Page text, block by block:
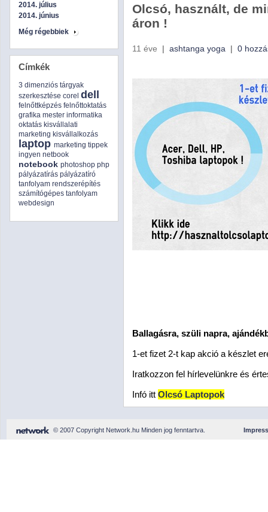
2014. július
2014. június
Még régebbiek
Címkék
3 dimenziós tárgyak
szerkesztése corel dell
felnőttképzés felnőttoktatás
grafika mester informatika
oktatás kisvállalati
marketing kisvállalkozás
laptop marketing tippek
ingyen netbook
notebook photoshop php
pályázatírás pályázatíró
tanfolyam rendszerépítés
számítógépes tanfolyam
webdesign
Olcsó, használt, de
áron !
11 éve | ashtanga yoga | 0
Ballagásra, szüli napra,
1-et fizet 2-t kap akció a készlet
Iratkozzon fel hírlevelünkre és
Infó itt Olcsó Laptopok
© 2007 Copyright Network.hu Minden jog fenntartva.